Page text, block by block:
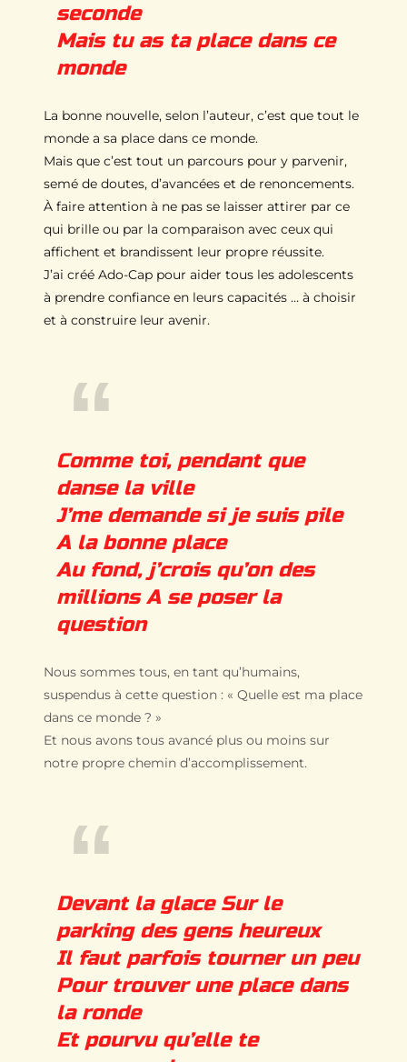
seconde
Mais tu as ta place dans ce
monde
La bonne nouvelle, selon l’auteur, c’est que tout le
monde a sa place dans ce monde.
Mais que c’est tout un parcours pour y parvenir,
semé de doutes, d’avancées et de renoncements.
À faire attention à ne pas se laisser attirer par ce
qui brille ou par la comparaison avec ceux qui
affichent et brandissent leur propre réussite.
J’ai créé Ado-Cap pour aider tous les adolescents
à prendre confiance en leurs capacités … à choisir
et à construire leur avenir.
Comme toi, pendant que
danse la ville
J’me demande si je suis pile
A la bonne place
Au fond, j’crois qu’on des
millions A se poser la
question
Nous sommes tous, en tant qu’humains,
suspendus à cette question : « Quelle est ma place
dans ce monde ? »
Et nous avons tous avancé plus ou moins sur
notre propre chemin d’accomplissement.
Devant la glace Sur le
parking des gens heureux
Il faut parfois tourner un peu
Pour trouver une place dans
la ronde
Et pourvu qu’elle te